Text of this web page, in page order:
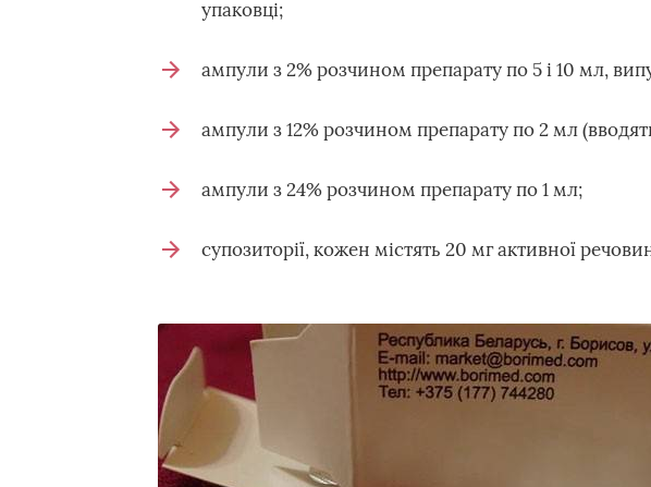
упаковці;
ампули з 2% розчином препарату по 5 і 10 мл,
ампули з 12% розчином препарату по 2 мл
ампули з 24% розчином препарату по 1 мл;
супозиторії, кожен містять 20 мг активної